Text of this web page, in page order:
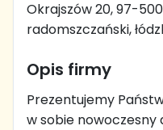
Okrajszów 20, 97-
radomszczański,
Opis firmy
Prezentujemy
w sobie nowoczesny